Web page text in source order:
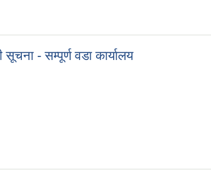
सूचना - सम्पूर्ण वडा कार्यालय